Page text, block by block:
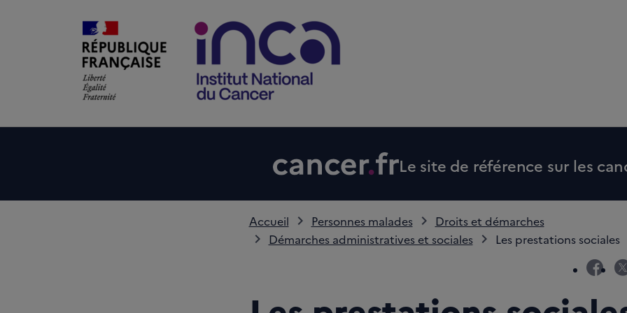
Le site de référence sur les
Accueil Personnes malades
Droits et démarches
Démarches administratives et sociales
Les prestations sociales